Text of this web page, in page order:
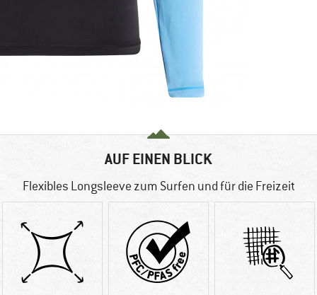
AUF EINEN BLICK
Flexibles Longsleeve zum Surfen und für die Freizeit